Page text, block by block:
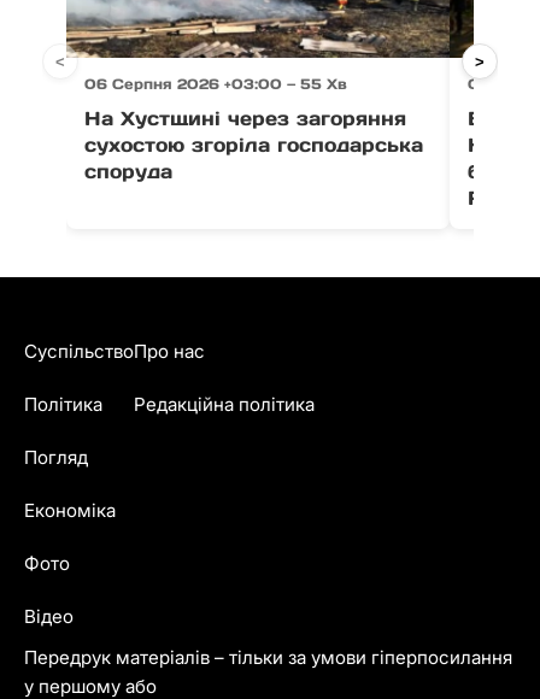
06 Серпня 2026 +03:00 — 55 Хв
На Хустщині через загоряння
сухостою згоріла господарська
споруда
06
В
Fest
< >
Передрук матеріалів – тільки за умови гіперпосилання
у першому або
Суспільство
Політика
Погляд
Економіка
Фото
Відео
Про нас
Редакційна політика